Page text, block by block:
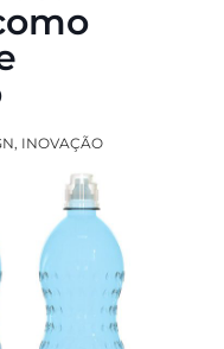
, INOVAÇÃO